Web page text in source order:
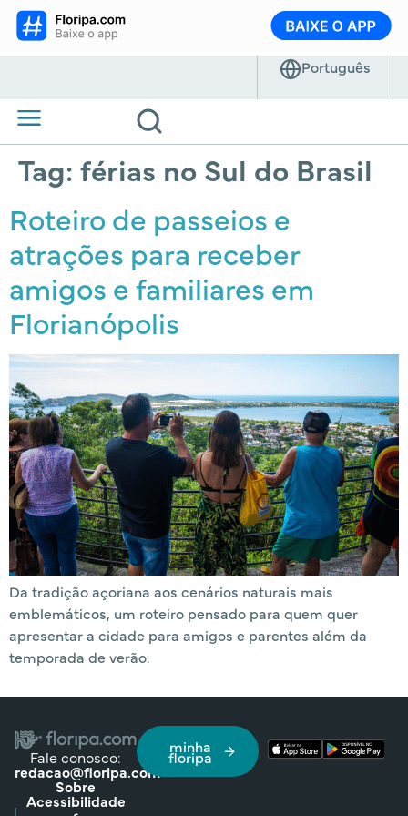
Tag: férias no Sul do Brasil
Roteiro de passeios e
atrações para receber
amigos e familiares em
Florianópolis
Da tradição açoriana aos cenários naturais mais
emblemáticos, um roteiro pensado para quem quer
apresentar a cidade para amigos e parentes além da
temporada de verão.
Fale conosco:
redacao@floripa.com
Sobre
Acessibilidade
minha
floripa